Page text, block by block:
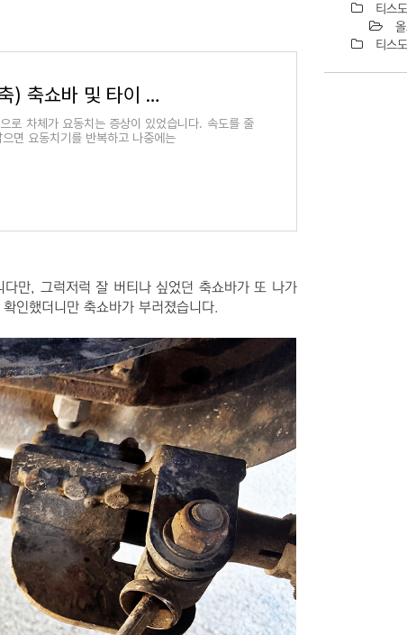
타타대우 프리마 25톤 3축(가변축) 축쇼바 및 타이 로드 엔드 교체
로 차체가 요동치는 증상이 있었습니다. 속도를 줄
면 요동치기를 반복하고 나중에는
만, 그럭저럭 잘 버티나 싶었던 축쇼바가 또 나가
인했더니만 축쇼바가 부러졌습니다.
티스
티스